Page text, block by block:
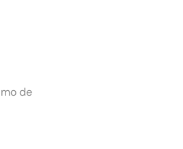
de